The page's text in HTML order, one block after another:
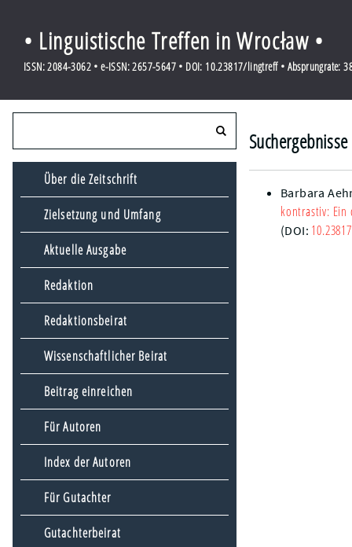
• Linguistische Treffen in Wrocław •
ISSN: 2084-3062 • e-ISSN: 2657-5647 • DOI: 10.23817/lingtreff • Absprungrate:
Über die Zeitschrift
Zielsetzung und Umfang
Aktuelle Ausgabe
Redaktion
Redaktionsbeirat
Wissenschaftlicher Beirat
Beitrag einreichen
Für Autoren
Index der Autoren
Für Gutachter
Gutachterbeirat
Barbara
kontrastiv: Ein
(DOI: